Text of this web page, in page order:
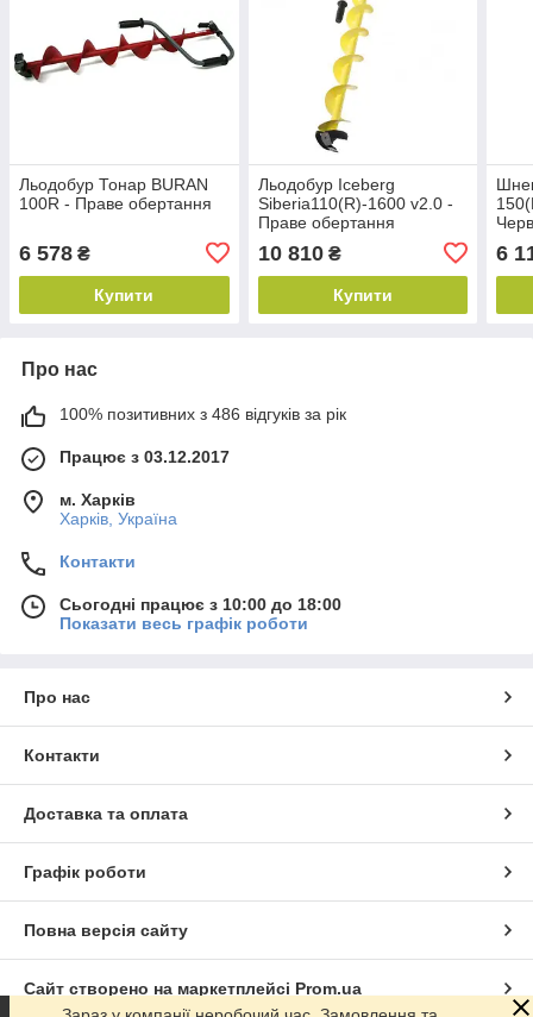
Льодобур Тонар BURAN
100R - Праве обертання
6 578 ₴
Купити
Льодобур Iceberg
Siberia110(R)-1600 v2.0 -
Праве обертання
10 810₴
Купити
6
Про нас
100% позитивних з 486 відгуків за рік
Працює з 03.12.2017
м. Харків
Харків, Україна
Контакти
Сьогодні працює з 10:00 до 18:00
Показати весь графік роботи
Про нас
Контакти
Доставка та оплата
Графік роботи
Повна версія сайту
Сайт створено на маркетплейсі Prom.ua